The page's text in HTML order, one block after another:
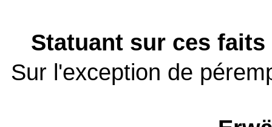
Statuant sur ces
Sur l'exception de